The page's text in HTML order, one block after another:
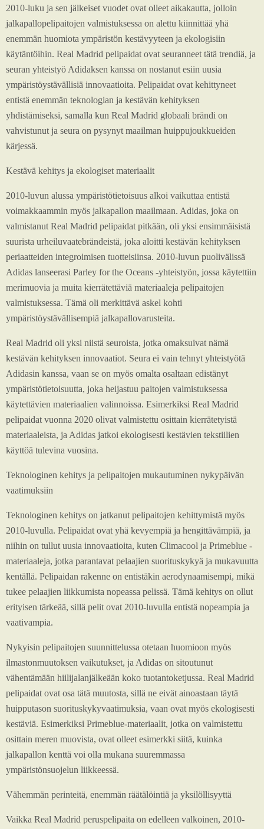
2010-luku ja sen jälkeiset vuodet ovat olleet aikakautta, jolloin
jalkapallopelipaitojen valmistuksessa on alettu kiinnittää yhä
enemmän huomiota ympäristön kestävyyteen ja ekologisiin
käytäntöihin. Real Madrid pelipaidat ovat seuranneet tätä trendiä, ja
seuran yhteistyö Adidaksen kanssa on nostanut esiin uusia
ympäristöystävällisiä innovaatioita. Pelipaidat ovat kehittyneet
entistä enemmän teknologian ja kestävän kehityksen
yhdistämiseksi, samalla kun Real Madrid globaali brändi on
vahvistunut ja seura on pysynyt maailman huippujoukkueiden
kärjessä.
Kestävä kehitys ja ekologiset materiaalit
2010-luvun alussa ympäristötietoisuus alkoi vaikuttaa entistä
voimakkaammin myös jalkapallon maailmaan. Adidas, joka on
valmistanut Real Madrid pelipaidat pitkään, oli yksi ensimmäisistä
suurista urheiluvaatebrändeistä, joka aloitti kestävän kehityksen
periaatteiden integroimisen tuotteisiinsa. 2010-luvun puolivälissä
Adidas lanseerasi Parley for the Oceans -yhteistyön, jossa käytettiin
merimuovia ja muita kierrätettäviä materiaaleja pelipaitojen
valmistuksessa. Tämä oli merkittävä askel kohti
ympäristöystävällisempiä jalkapallovarusteita.
Real Madrid oli yksi niistä seuroista, jotka omaksuivat nämä
kestävän kehityksen innovaatiot. Seura ei vain tehnyt yhteistyötä
Adidasin kanssa, vaan se on myös omalta osaltaan edistänyt
ympäristötietoisuutta, joka heijastuu paitojen valmistuksessa
käytettävien materiaalien valinnoissa. Esimerkiksi Real Madrid
pelipaidat vuonna 2020 olivat valmistettu osittain kierrätetyistä
materiaaleista, ja Adidas jatkoi ekologisesti kestävien tekstiilien
käyttöä tulevina vuosina.
Teknologinen kehitys ja pelipaitojen mukautuminen nykypäivän
vaatimuksiin
Teknologinen kehitys on jatkanut pelipaitojen kehittymistä myös
2010-luvulla. Pelipaidat ovat yhä kevyempiä ja hengittävämpiä, ja
niihin on tullut uusia innovaatioita, kuten Climacool ja Primeblue -
materiaaleja, jotka parantavat pelaajien suorituskykyä ja mukavuutta
kentällä. Pelipaidan rakenne on entistäkin aerodynaamisempi, mikä
tukee pelaajien liikkumista nopeassa pelissä. Tämä kehitys on ollut
erityisen tärkeää, sillä pelit ovat 2010-luvulla entistä nopeampia ja
vaativampia.
Nykyisin pelipaitojen suunnittelussa otetaan huomioon myös
ilmastonmuutoksen vaikutukset, ja Adidas on sitoutunut
vähentämään hiilijalanjälkeään koko tuotantoketjussa. Real Madrid
pelipaidat ovat osa tätä muutosta, sillä ne eivät ainoastaan täytä
huipputason suorituskykyvaatimuksia, vaan ovat myös ekologisesti
kestäviä. Esimerkiksi Primeblue-materiaalit, jotka on valmistettu
osittain meren muovista, ovat olleet esimerkki siitä, kuinka
jalkapallon kenttä voi olla mukana suuremmassa
ympäristönsuojelun liikkeessä.
Vähemmän perinteitä, enemmän räätälöintiä ja yksilöllisyyttä
Vaikka Real Madrid peruspelipaita on edelleen valkoinen, 2010-